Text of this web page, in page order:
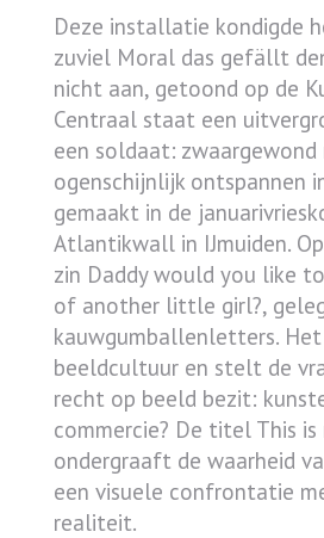
Deze installatie kondigde
zuviel Moral das gefällt
nicht aan, getoond op de
Centraal staat een
een soldaat: zwaargewond
ogenschijnlijk ontspannen
gemaakt in de
Atlantikwall in IJmuiden.
zin Daddy would you like
of another little girl?,
kauwgumballenletters.
beeldcultuur en stelt de
recht op beeld bezit:
commercie? De titel This
ondergraaft de waarheid
een visuele confrontatie
realiteit.